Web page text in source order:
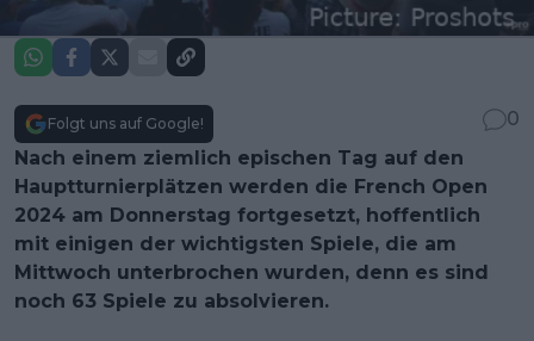
Folgt uns auf Google!
0
Nach einem ziemlich epischen Tag auf den
Hauptturnierplätzen werden die French Open
2024 am Donnerstag fortgesetzt, hoffentlich
mit einigen der wichtigsten Spiele, die am
Mittwoch unterbrochen wurden, denn es sind
noch 63 Spiele zu absolvieren.